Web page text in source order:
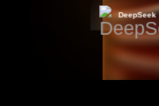
DeepSeek